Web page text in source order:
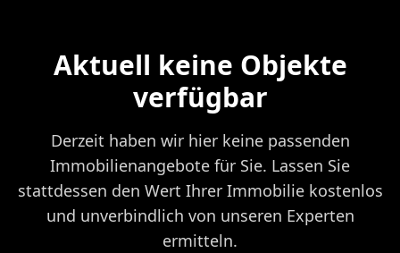
Aktuell keine Objekte
verfügbar
Derzeit haben wir hier keine passenden
Immobilienangebote für Sie. Lassen Sie
stattdessen den Wert Ihrer Immobilie kostenlos
und unverbindlich von unseren Experten
ermitteln.